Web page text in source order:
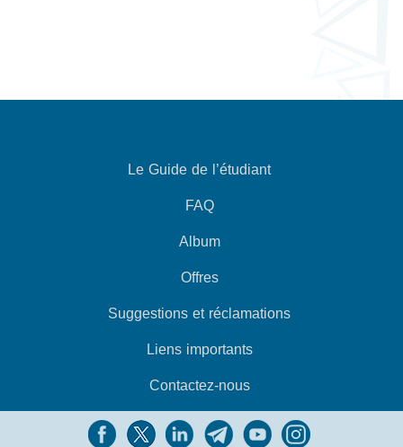
Le Guide de l’étudiant
FAQ
Album
Offres
Suggestions et réclamations
Liens importants
Contactez-nous